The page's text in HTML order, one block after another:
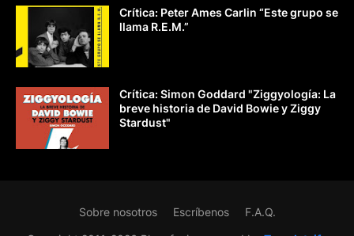
Crítica: Peter Ames Carlin “Este grupo se
llama R.E.M.”
Crítica: Simon Goddard "Ziggyología: La
breve historia de David Bowie y Ziggy
Stardust"
Sobre nosotros Escríbenos F.A.Q.